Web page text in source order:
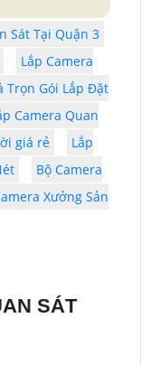
Sát Tại Quận 3
Lắp Camera
Trọn Gói Lắp Đặt
Camera Quan
giá rẻ
Lắp
Bộ Camera
Xưởng Sản
SÁT